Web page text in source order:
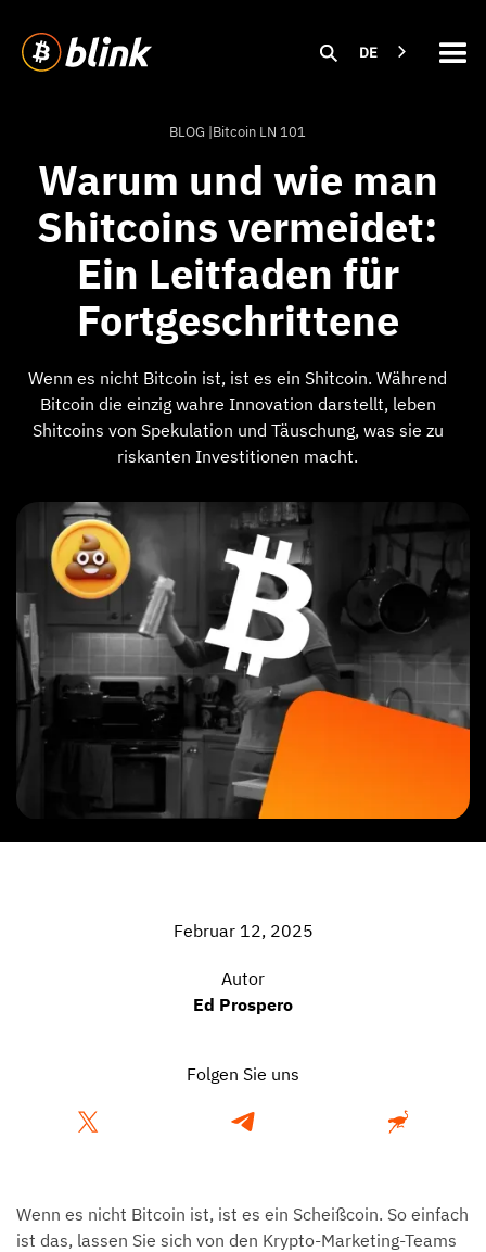
DE
BLOG |Bitcoin LN 101
Warum und wie man
Shitcoins vermeidet:
Ein Leitfaden für
Fortgeschrittene
Wenn es nicht Bitcoin ist, ist es ein Shitcoin. Während
Bitcoin die einzig wahre Innovation darstellt, leben
Shitcoins von Spekulation und Täuschung, was sie zu
riskanten Investitionen macht.
Februar 12, 2025
Autor
Ed Prospero
Folgen Sie uns
Wenn es nicht Bitcoin ist, ist es ein Scheißcoin. So einfach
ist das, lassen Sie sich von den Krypto-Marketing-Teams